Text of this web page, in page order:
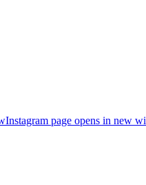
Instagram page opens in new